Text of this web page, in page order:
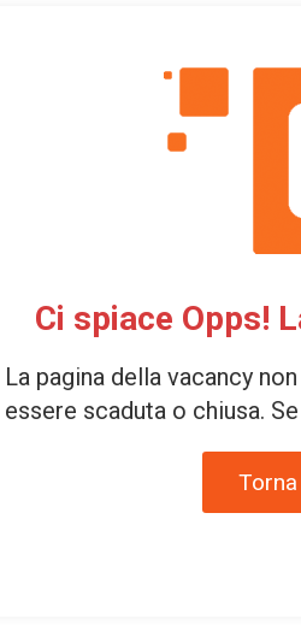
Ci spiace Opps!
La pagina della vacancy
essere scaduta o chiusa.